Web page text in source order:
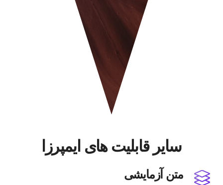
سایر قابلیت های ایمپرزا
متن آزمایشی